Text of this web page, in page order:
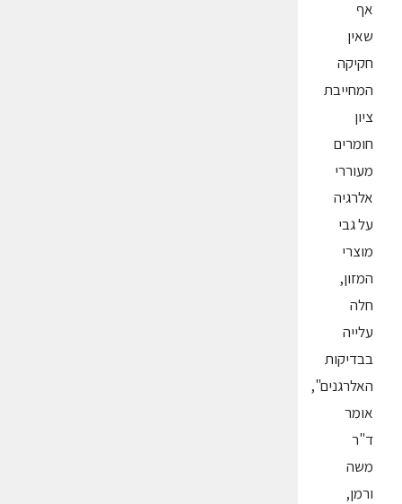
אף
שאין
חקיקה
המחייבת
ציון
חומרים
מעוררי
אלרגיה
על גבי
מוצרי
המזון,
חלה
עלייה
בבדיקות
האלרגנים",
אומר
ד"ר
משה
ורמן,